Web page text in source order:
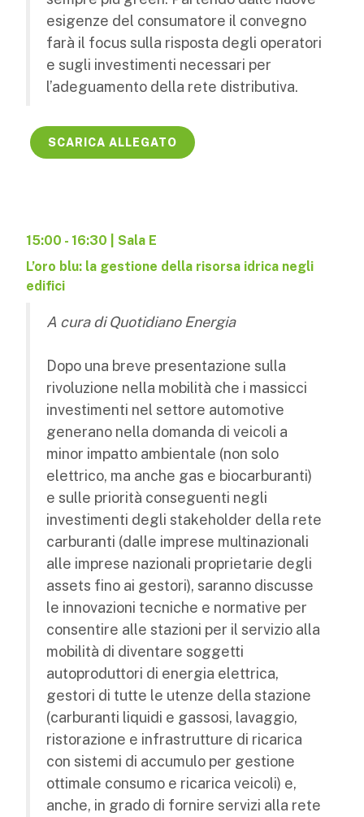
esigenze del consumatore il convegno
farà il focus sulla risposta degli operatori
e sugli investimenti necessari per
l’adeguamento della rete distributiva.
SCARICA ALLEGATO
15:00 - 16:30 | Sala E
L’oro blu: la gestione della risorsa idrica negli
edifici
A cura di Quotidiano Energia
Dopo una breve presentazione sulla
rivoluzione nella mobilità che i massicci
investimenti nel settore automotive
generano nella domanda di veicoli a
minor impatto ambientale (non solo
elettrico, ma anche gas e biocarburanti)
e sulle priorità conseguenti negli
investimenti degli stakeholder della rete
carburanti (dalle imprese multinazionali
alle imprese nazionali proprietarie degli
assets fino ai gestori), saranno discusse
le innovazioni tecniche e normative per
consentire alle stazioni per il servizio alla
mobilità di diventare soggetti
autoproduttori di energia elettrica,
gestori di tutte le utenze della stazione
(carburanti liquidi e gassosi, lavaggio,
ristorazione e infrastrutture di ricarica
con sistemi di accumulo per gestione
ottimale consumo e ricarica veicoli) e,
anche, in grado di fornire servizi alla rete